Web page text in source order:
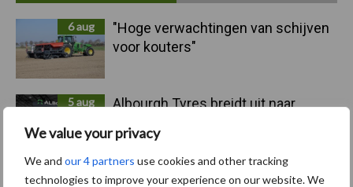
We value your privacy
We and our 4 partners use cookies and other tracking
technologies to improve your experience on our website. We
Sidebar
6 aug
"Hoge verwachtingen van schijven
voor kouters"
5 aug
Albourgh Tyres breidt uit naar
5 aug
Caterpillar breidt gamma